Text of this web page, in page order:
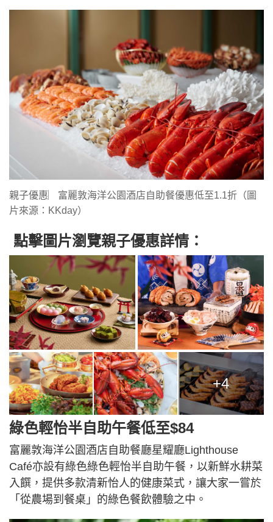
親子優惠︳富麗敦海洋公園酒店自助餐優惠低至1.1折（圖
片來源：KKday）
點擊圖片瀏覽親子優惠詳情：
+4
綠色輕怡半自助午餐低至$84
富麗敦海洋公園酒店自助餐廳星耀廳Lighthouse
Café亦設有綠色綠色輕怡半自助午餐，以新鮮水耕菜
入饌，提供多款清新怡人的健康菜式，讓大家一嘗於
「從農場到餐桌」的綠色餐飲體驗之中。